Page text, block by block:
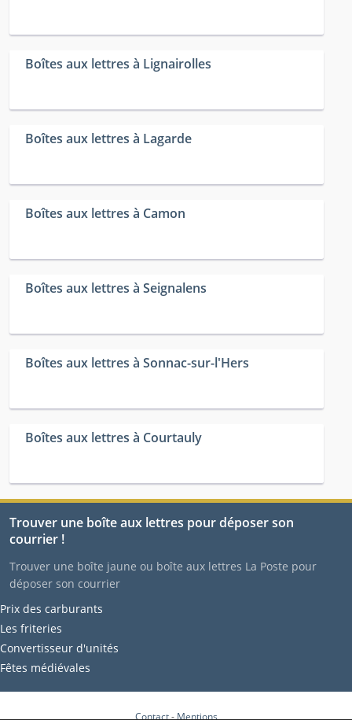
Boîtes aux lettres à Lignairolles
Boîtes aux lettres à Lagarde
Boîtes aux lettres à Camon
Boîtes aux lettres à Seignalens
Boîtes aux lettres à Sonnac-sur-l'Hers
Boîtes aux lettres à Courtauly
Trouver une boîte aux lettres pour déposer son
courrier !
Trouver une boîte jaune ou boîte aux lettres La Poste pour
déposer son courrier
Prix des carburants
Les friteries
Convertisseur d'unités
Fêtes médiévales
Contact-Mentions